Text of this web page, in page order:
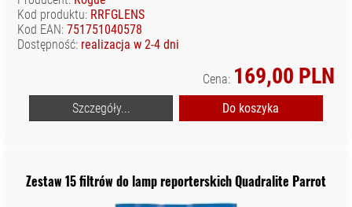
Kod produktu: RRFGLENS
Kod EAN: 751751040578
Dostępność: realizacja w 2-4 dni
Cena: 169,00 PLN
Szczegóły... Do koszyka
Zestaw 15 filtrów do lamp reporterskich Quadralite Parrot